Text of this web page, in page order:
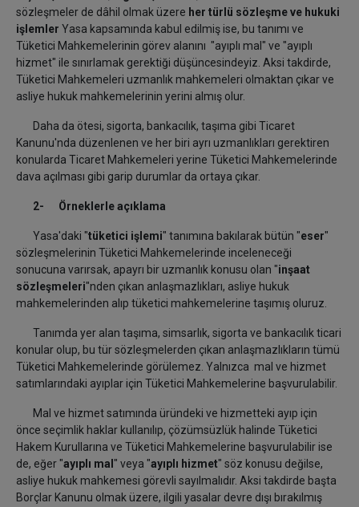
sözleşmeler de dâhil olmak üzere her türlü sözleşme ve hukuki
işlemler Yasa kapsamında kabul edilmiş ise, bu tanımı ve
Tüketici Mahkemelerinin görev alanını "ayıplı mal" ve "ayıplı
hizmet" ile sınırlamak gerektiği düşüncesindeyiz. Aksi takdirde,
Tüketici Mahkemeleri uzmanlık mahkemeleri olmaktan çıkar ve
asliye hukuk mahkemelerinin yerini almış olur.
Daha da ötesi, sigorta, bankacılık, taşıma gibi Ticaret
Kanunu'nda düzenlenen ve her biri ayrı uzmanlıkları gerektiren
konularda Ticaret Mahkemeleri yerine Tüketici Mahkemelerinde
dava açılması gibi garip durumlar da ortaya çıkar.
2- Örneklerle açıklama
Yasa'daki "tüketici işlemi" tanımına bakılarak bütün "eser"
sözleşmelerinin Tüketici Mahkemelerinde inceleneceği
sonucuna varırsak, apayrı bir uzmanlık konusu olan "inşaat
sözleşmeleri"nden çıkan anlaşmazlıkları, asliye hukuk
mahkemelerinden alıp tüketici mahkemelerine taşımış oluruz.
Tanımda yer alan taşıma, simsarlık, sigorta ve bankacılık ticari
konular olup, bu tür sözleşmelerden çıkan anlaşmazlıkların tümü
Tüketici Mahkemelerinde görülemez. Yalnızca mal ve hizmet
satımlarındaki ayıplar için Tüketici Mahkemelerine başvurulabilir.
Mal ve hizmet satımında üründeki ve hizmetteki ayıp için
önce seçimlik haklar kullanılıp, çözümsüzlük halinde Tüketici
Hakem Kurullarına ve Tüketici Mahkemelerine başvurulabilir ise
de, eğer "ayıplı mal " veya "ayıplı hizmet" söz konusu değilse,
asliye hukuk mahkemesi görevli sayılmalıdır. Aksi takdirde başta
Borçlar Kanunu olmak üzere, ilgili yasalar devre dışı bırakılmış